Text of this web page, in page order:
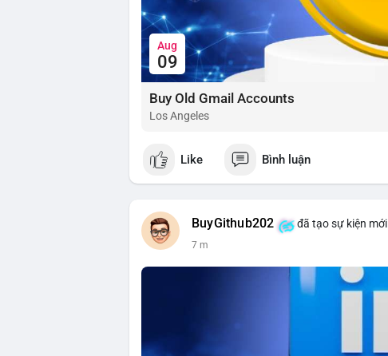
Aug
09
Buy Old Gmail Accounts
Los Angeles
Like Bình luận
BuyGithub202 đã tạo sự kiện mới
7 m